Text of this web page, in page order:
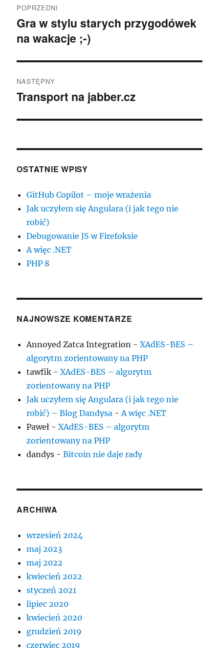
wpisu
POPRZEDNI
Poprzedni
wpis:
Gra w stylu starych przygodówek
na wakacje ;-)
NASTĘPNY
Następny
Transport na jabber.cz
OSTATNIE WPISY
GitHub Copilot – moje wrażenia
Jak uczyłem się Angulara (i jak tego nie
robić)
Debugowanie JS w Firefoksie
A więc .NET
PHP 8
NAJNOWSZE KOMENTARZE
Annoyed Zatca Integration -XAdES-BES –
algorytm zorientowany na PHP
tawfik -XAdES-BES – algorytm
zorientowany na PHP
Jak uczyłem się Angulara (i jak tego nie
robić) – Blog Dandysa -A więc .NET
Paweł -XAdES-BES – algorytm
zorientowany na PHP
dandys -Bitcoin nie daje rady
ARCHIWA
wrzesień 2024
maj 2023
maj 2022
kwiecień 2022
styczeń 2021
lipiec 2020
kwiecień 2020
grudzień 2019
czerwiec 2019